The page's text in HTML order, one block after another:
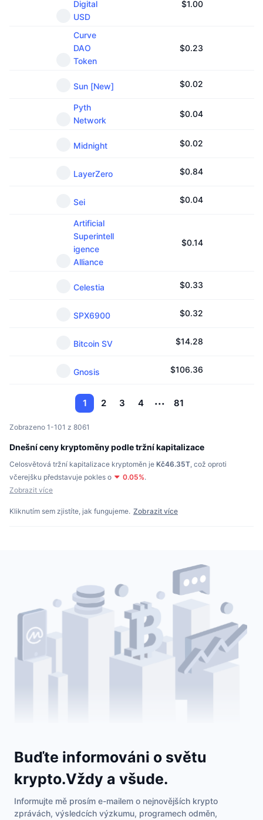
Digital
USD
$1.00
Curve
DAO
Token
$0.23
Sun [New] $0.02
Pyth
Network
$0.04
Midnight $0.02
LayerZero $0.84
Sei $0.04
Artificial
Superintell
igence
Alliance
$0.14
Celestia $0.33
SPX6900 $0.32
Bitcoin SV $14.28
Gnosis $106.36
1 2 3 4 81
Zobrazeno 1-101 z 8061
Dnešní ceny kryptoměny podle tržní kapitalizace
Celosvětová tržní kapitalizace kryptoměn je Kč46.35T což oproti
včerejšku představuje pokles o
0.05%.
Zobrazit více
Kliknutím sem zjistíte, jak fungujeme. Zobrazit více
Buďte informováni o světu
krypto.Vždy a všude.
Informujte mě prosím e-mailem o nejnovějších krypto
zprávách, výsledcích výzkumu, programech odměn,